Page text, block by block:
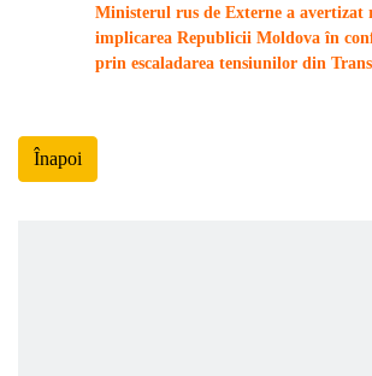
Ministerul rus de Externe a avertizat
implicarea Republicii Moldova în
prin escaladarea tensiunilor din
Înapoi